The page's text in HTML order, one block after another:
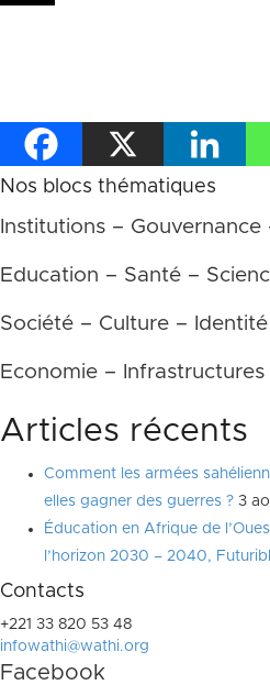
Nos blocs thématiques
Institutions – Gouvernance
Education – Santé –
Société – Culture – Identité
Economie –
Articles récents
Comment les armées
elles gagner des guerres ? 3
Éducation en Afrique de
l’horizon 2030 – 2040,
Contacts
+221 33 820 53 48
infowathi@wathi.org
Facebook